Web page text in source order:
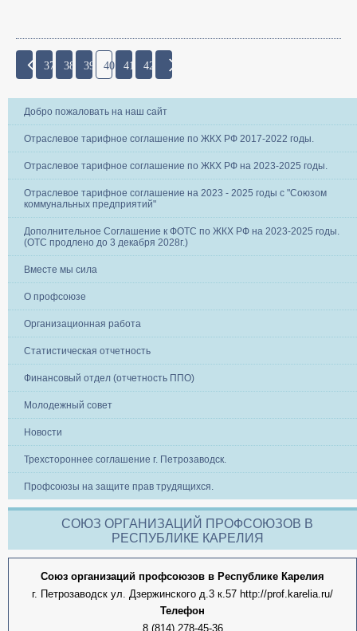
37 38 39 40 41 42
Добро пожаловать на наш сайт
Отраслевое тарифное соглашение по ЖКХ РФ 2017-2022 годы.
Отраслевое тарифное соглашение по ЖКХ РФ на 2023-2025 годы.
Отраслевое тарифное соглашение на 2023 - 2025 годы с "Союзом
коммунальных предприятий"
Дополнительное Соглашение к ФОТС по ЖКХ РФ на 2023-2025 годы.
(ОТС продлено до 3 декабря 2028г.)
Вместе мы сила
О профсоюзе
Организационная работа
Статистическая отчетность
Финансовый отдел (отчетность ППО)
Молодежный совет
Новости
Трехстороннее соглашение г. Петрозаводск.
Профсоюзы на защите прав трудящихся.
СОЮЗ ОРГАНИЗАЦИЙ ПРОФСОЮЗОВ В
РЕСПУБЛИКЕ КАРЕЛИЯ
Союз организаций профсоюзов в Республике Карелия
г. Петрозаводск ул. Дзержинского д.3 к.57 http://prof.karelia.ru/
Телефон
8 (814) 278-45-36